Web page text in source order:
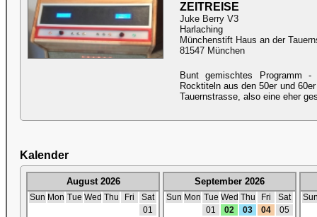
ZEITREISE
Juke Berry V3
Harlaching
Münchenstift Haus an der
81547 München
Bunt gemischtes Programm
Rocktiteln aus den 50er und
Tauernstrasse, also eine eher
Kalender
August 2026
Sun Mon Tue Wed Thu Fri
Sat
01
September 2026
Sun Mon Tue Wed Thu Fri
Sat
01
02 03 04
05